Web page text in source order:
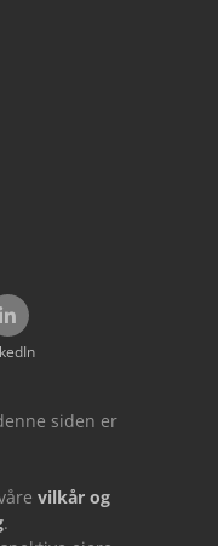
siden er
vilkår og
.